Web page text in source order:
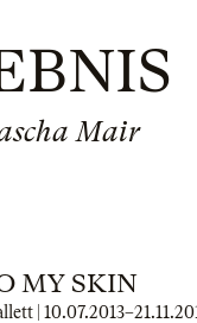
Mair
MY SKIN
| 10.07.2013–